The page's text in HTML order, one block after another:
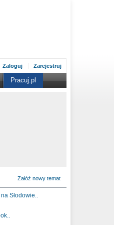
Zaloguj Zarejestruj
Pracuj.pl
Załóż nowy temat
Słodowie..